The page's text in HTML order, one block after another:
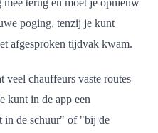
poging, tenzij je kunt
afgesproken tijdvak kwam.
chauffeurs vaste routes
kunt in de app een
in de schuur" of "bij de